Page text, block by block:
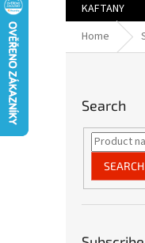
KAFTANY
Home
Search
SEARCH